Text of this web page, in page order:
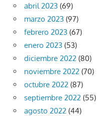
abril 2023 (69)
marzo 2023 (97)
febrero 2023 (67)
enero 2023 (53)
diciembre 2022 (80)
noviembre 2022 (70)
octubre 2022 (87)
septiembre 2022 (55)
agosto 2022 (44)